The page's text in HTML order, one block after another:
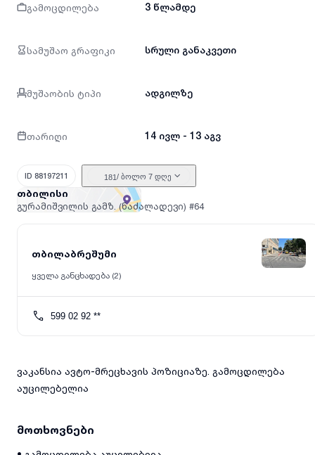
გამოცდილება 3 წლამდე
სამუშაო გრაფიკი სრული განაკვეთი
მუშაობის ტიპი ადგილზე
თარიღი 14 ივლ - 13 აგვ
ID 88197211 181/ ბოლო 7 დღე
თბილისი
გურამიშვილის გამზ. (ნაძალადევი) #64
თბილაბრეშუმი
ყველა განცხადება (2)
599 02 92 **
ვაკანსია ავტო-მრეცხავის პოზიციაზე. გამოცდილება
აუცილებელია
მოთხოვნები